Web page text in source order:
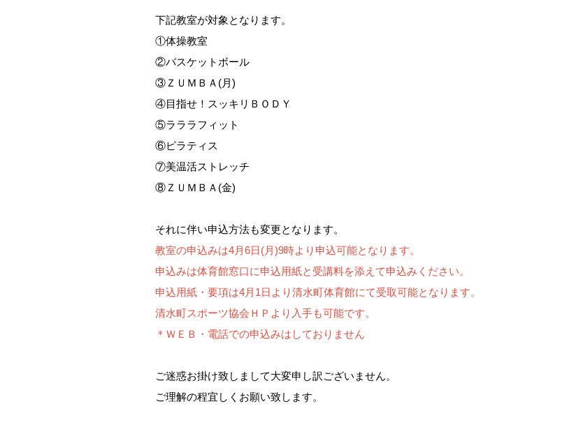
下記教室が対象となります。
①体操教室
②バスケットボール
③ＺＵＭＢＡ(月)
④目指せ！スッキリＢＯＤＹ
⑤ラララフィット
⑥ピラティス
⑦美温活ストレッチ
⑧ＺＵＭＢＡ(金)
それに伴い申込方法も変更となります。
教室の申込みは4月6日(月)9時より申込可能となります。
申込みは体育館窓口に申込用紙と受講料を添えて申込みください。
申込用紙・要項は4月1日より清水町体育館にて受取可能となります。
清水町スポーツ協会ＨＰより入手も可能です。
＊ＷＥＢ・電話での申込みはしておりません
ご迷惑お掛け致しまして大変申し訳ございません。
ご理解の程宜しくお願い致します。